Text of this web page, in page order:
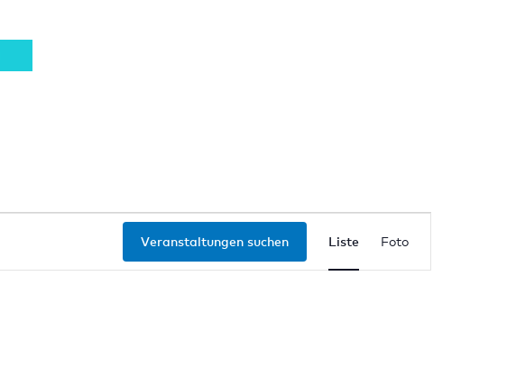
Veranstaltungen suchen Liste Foto